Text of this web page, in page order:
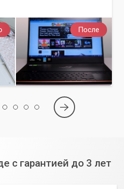
После
с гарантией до 3 лет